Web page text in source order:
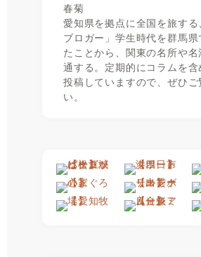
春菊
愛知県を拠点に全国を旅す
ブロガー」学生時代を群馬県
たことから、関東の名所や
通する。定期的にコラムを含
投稿していますので、ぜひご
い。